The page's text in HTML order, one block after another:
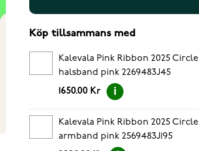
Köp tillsammans med
Kalevala Pink Ribbon 2025
halsband pink 2269483J45
1650.00 Kr
Kalevala Pink Ribbon 2025
armband pink 2569483J195